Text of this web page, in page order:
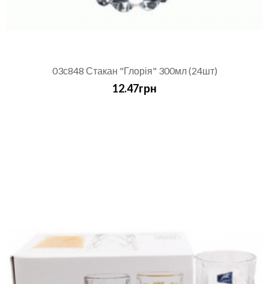
03с848 Стакан "Глорія" 300мл (24шт)
12.47грн